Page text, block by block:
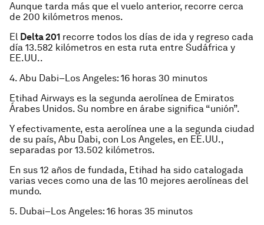
Aunque tarda más que el vuelo anterior, recorre cerca
de 200 kilómetros menos.
El Delta 201 recorre todos los días de ida y regreso cada
día 13.582 kilómetros en esta ruta entre Sudáfrica y
EE.UU..
4. Abu Dabi–Los Angeles: 16 horas 30 minutos
Etihad Airways es la segunda aerolínea de Emiratos
Árabes Unidos. Su nombre en árabe significa “unión”.
Y efectivamente, esta aerolínea une a la segunda ciudad
de su país, Abu Dabi, con Los Angeles, en EE.UU.,
separadas por 13.502 kilómetros.
En sus 12 años de fundada, Etihad ha sido catalogada
varias veces como una de las 10 mejores aerolíneas del
mundo.
5. Dubai–Los Angeles: 16 horas 35 minutos